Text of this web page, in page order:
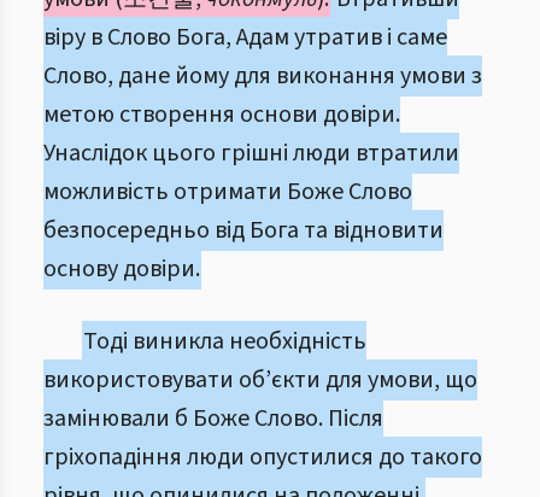
віру в Слово Бога, Адам утратив і саме
Слово, дане йому для виконання умови з
метою створення основи довіри.
Унаслідок цього грішні люди втратили
можливість отримати Боже Слово
безпосередньо від Бога та відновити
основу довіри.
Тоді виникла необхідність
використовувати об’єкти для умови, що
замінювали б Боже Слово. Після
гріхопадіння люди опустилися до такого